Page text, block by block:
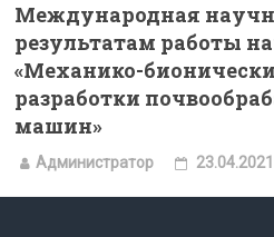
Международная
результатам работы
«Механико-
разработки
машин»
Администратор 23.04.2021